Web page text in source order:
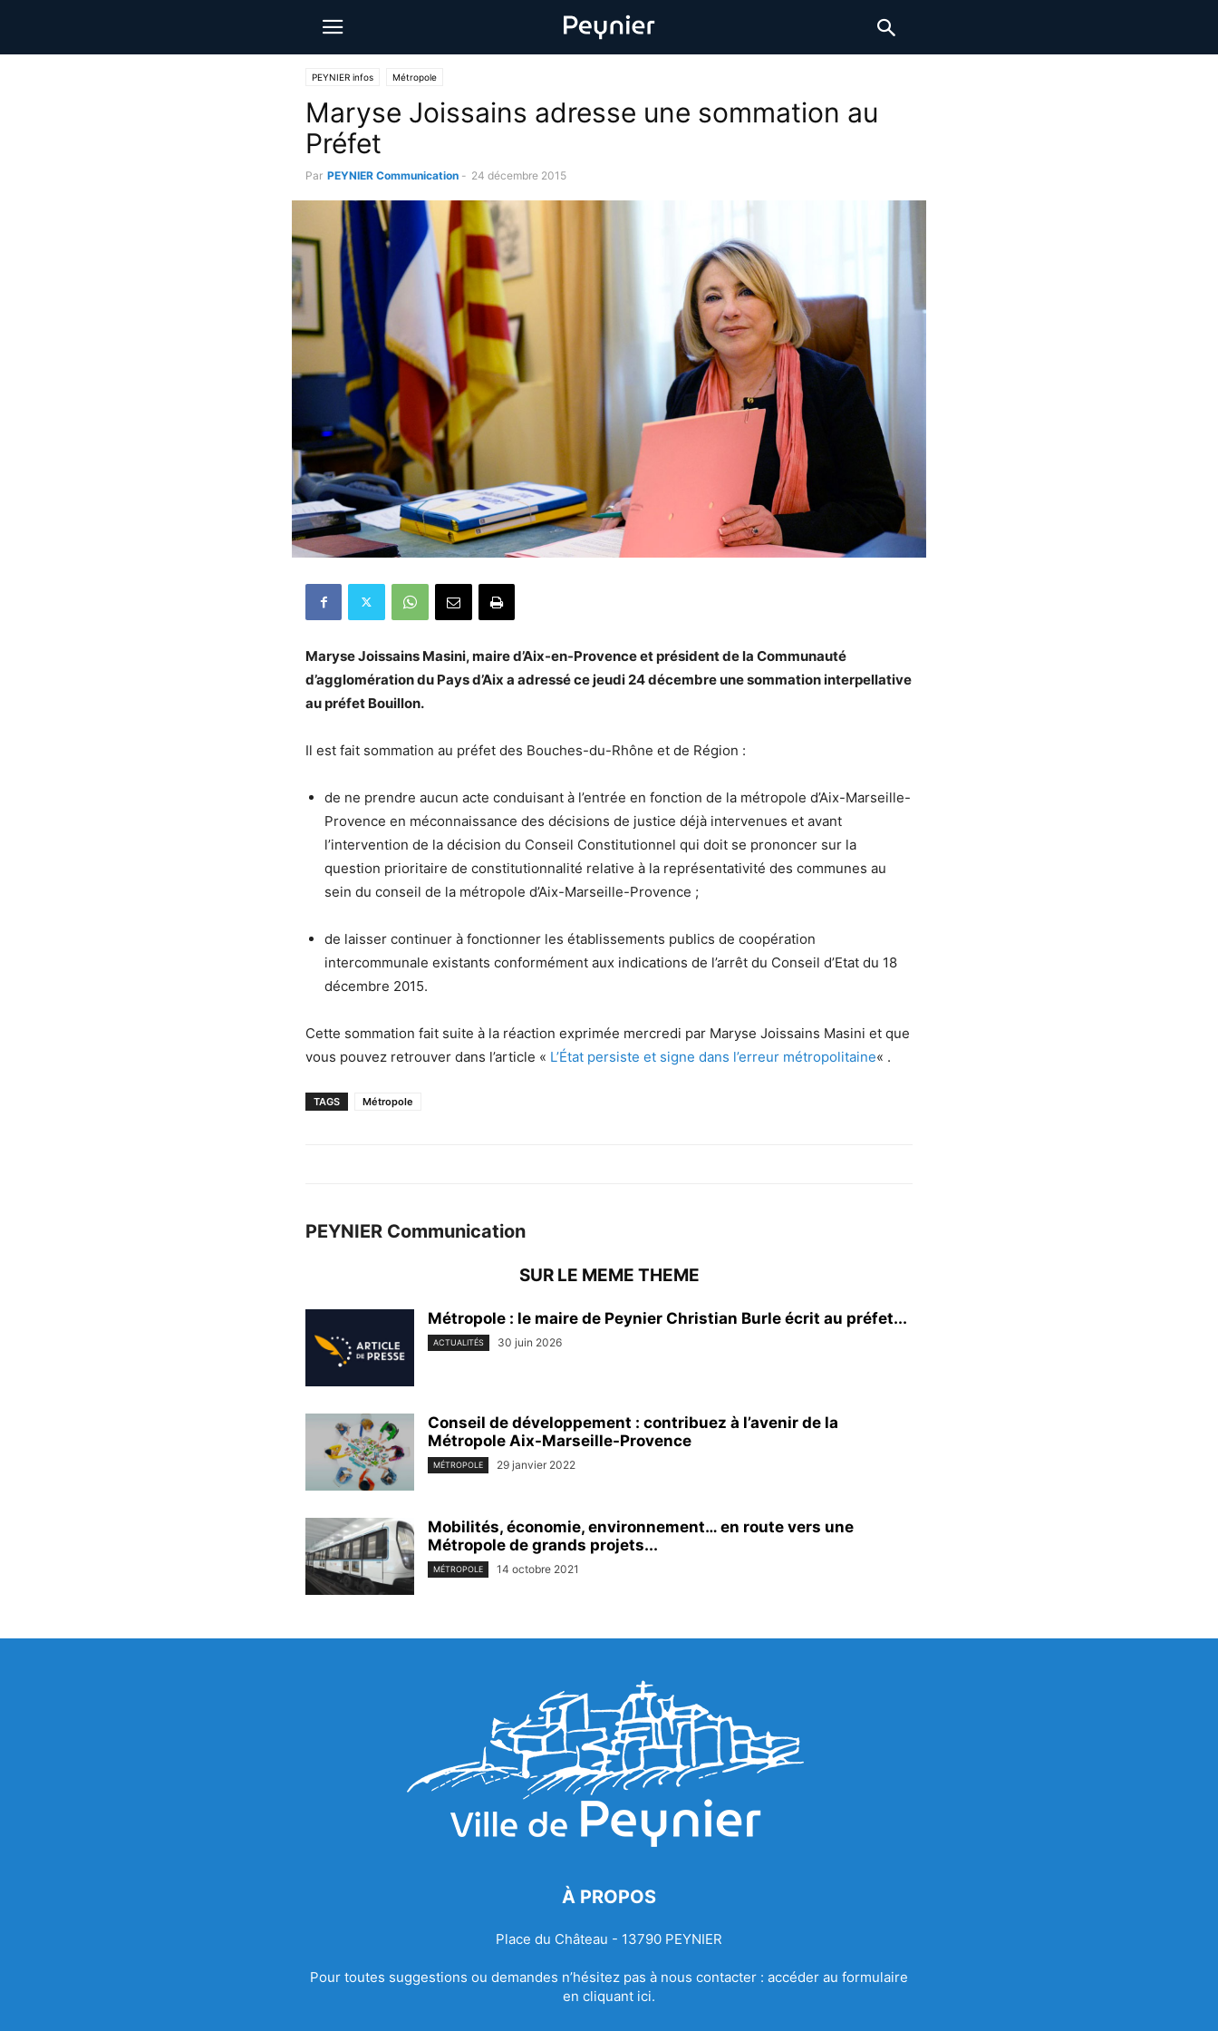
PEYNIER infos Métropole
Maryse Joissains adresse une sommation au
Préfet
Par PEYNIER Communication - 24 décembre 2015
Maryse Joissains Masini, maire d’Aix-en-Provence et président de la Communauté
d’agglomération du Pays d’Aix a adressé ce jeudi 24 décembre une sommation interpellative
au préfet Bouillon.
Il est fait sommation au préfet des Bouches-du-Rhône et de Région :
de ne prendre aucun acte conduisant à l’entrée en fonction de la métropole d’Aix-Marseille-
Provence en méconnaissance des décisions de justice déjà intervenues et avant
l’intervention de la décision du Conseil Constitutionnel qui doit se prononcer sur la
question prioritaire de constitutionnalité relative à la représentativité des communes au
sein du conseil de la métropole d’Aix-Marseille-Provence ;
de laisser continuer à fonctionner les établissements publics de coopération
intercommunale existants conformément aux indications de l’arrêt du Conseil d’Etat du 18
décembre 2015.
Cette sommation fait suite à la réaction exprimée mercredi par Maryse Joissains Masini et que
vous pouvez retrouver dans l’article « L’État persiste et signe dans l’erreur métropolitaine« .
TAGS Métropole
PEYNIER Communication
SUR LE MEME THEME
Métropole : le maire de Peynier Christian Burle écrit au préfet...
ACTUALITÉS 30 juin 2026
Conseil de développement : contribuez à l’avenir de la
Métropole Aix-Marseille-Provence
MÉTROPOLE 29 janvier 2022
Mobilités, économie, environnement… en route vers une
Métropole de grands projets...
MÉTROPOLE 14 octobre 2021
À PROPOS
Place du Château - 13790 PEYNIER
Pour toutes suggestions ou demandes n’hésitez pas à nous contacter : accéder au formulaire
en cliquant ici.